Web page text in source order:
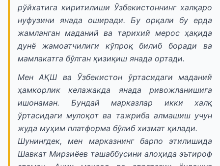
рўйхатига киритилиши Ўзбекистоннинг халқаро
нуфузини янада оширади. Бу орқали бу ерда
жамланган маданий ва тарихий мерос ҳақида
дунё жамоатчилиги кўпроқ билиб боради ва
мамлакатга бўлган қизиқиш янада ортади.
Мен АҚШ ва Ўзбекистон ўртасидаги маданий
ҳамкорлик келажакда янада ривожланишига
ишонаман. Бундай марказлар икки халқ
ўртасидаги мулоқот ва тажриба алмашиш учун
жуда муҳим платформа бўлиб хизмат қилади.
Шунингдек, мен марказнинг барпо этилишида
Шавкат Мирзиёев ташаббусини алоҳида эътироф